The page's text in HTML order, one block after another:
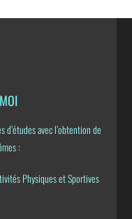
avec l’obtention de
:
Physiques et Sportives